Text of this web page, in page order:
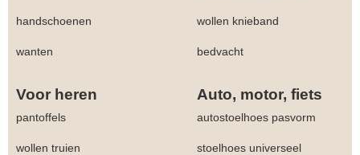
handschoenen wollen knieband
wanten bedvacht
Voor heren Auto, motor, fiets
pantoffels autostoelhoes pasvorm
wollen truien stoelhoes universeel